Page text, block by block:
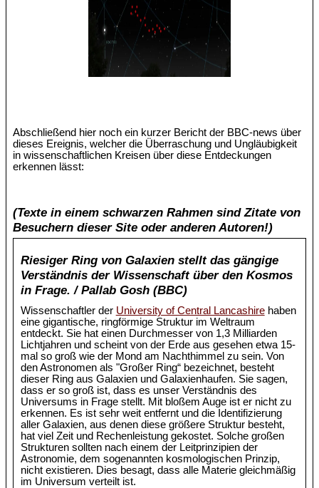
Abschließend hier noch ein kurzer Bericht der BBC-news über
dieses Ereignis, welcher die Überraschung und Ungläubigkeit
in wissenschaftlichen Kreisen über diese Entdeckungen
erkennen lässt:
(Texte in einem schwarzen Rahmen sind Zitate von
Besuchern dieser Site oder anderen Autoren!)
Riesiger Ring von Galaxien stellt das gängige
Verständnis der Wissenschaft über den Kosmos
in Frage. / Pallab Gosh (BBC)
Wissenschaftler der University of Central Lancashirehaben
eine gigantische, ringförmige Struktur im Weltraum
entdeckt. Sie hat einen Durchmesser von 1,3 Milliarden
Lichtjahren und scheint von der Erde aus gesehen etwa 15-
mal so groß wie der Mond am Nachthimmel zu sein. Von
den Astronomen als "Großer Ring“ bezeichnet, besteht
dieser Ring aus Galaxien und Galaxienhaufen. Sie sagen,
dass er so groß ist, dass es unser Verständnis des
Universums in Frage stellt. Mit bloßem Auge ist er nicht zu
erkennen. Es ist sehr weit entfernt und die Identifizierung
aller Galaxien, aus denen diese größere Struktur besteht,
hat viel Zeit und Rechenleistung gekostet. Solche großen
Strukturen sollten nach einem der Leitprinzipien der
Astronomie, dem sogenannten kosmologischen Prinzip,
nicht existieren. Dies besagt, dass alle Materie gleichmäßig
im Universum verteilt ist.